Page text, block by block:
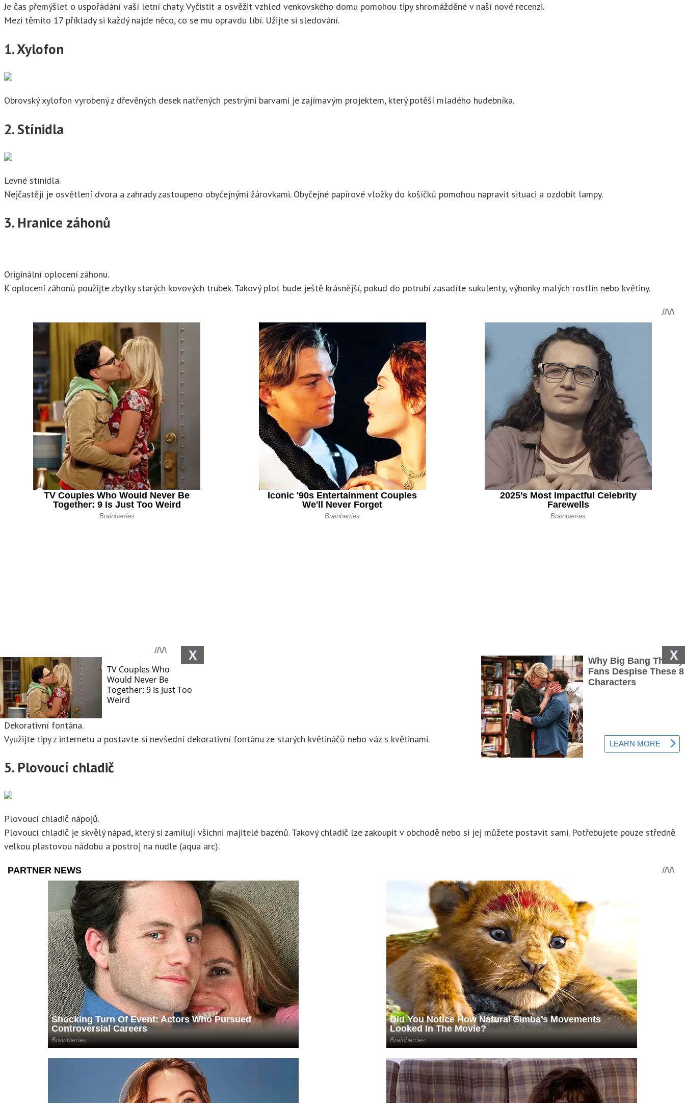
X
X
Je čas přemýšlet o uspořádání vaší letní chaty. Vyčistit a osvěžit vzhled venkovského domu pomohou tipy shromážděné v naší nové recenzi.
Mezi těmito 17 příklady si každý najde něco, co se mu opravdu líbí. Užijte si sledování.
1. Xylofon
Obrovský xylofon vyrobený z dřevěných desek natřených pestrými barvami je zajímavým projektem, který potěší mladého hudebníka.
2. Stínidla
Levné stínidla.
Nejčastěji je osvětlení dvora a zahrady zastoupeno obyčejnými žárovkami. Obyčejné papírové vložky do košíčků pomohou napravit situaci a ozdobit lampy.
3. Hranice záhonů
Originální oplocení záhonu.
K oplocení záhonů použijte zbytky starých kovových trubek. Takový plot bude ještě krásnější, pokud do potrubí zasadíte sukulenty, výhonky malých rostlin nebo květiny.
4. Fontána
Dekorativní fontána.
Využijte tipy z internetu a postavte si nevšední dekorativní fontánu ze starých květináčů nebo váz s květinami.
5. Plovoucí chladič
Plovoucí chladič nápojů.
Plovoucí chladič je skvělý nápad, který si zamilují všichni majitelé bazénů. Takový chladič lze zakoupit v obchodě nebo si jej můžete postavit sami. Potřebujete pouze středně
velkou plastovou nádobu a postroj na nudle (aqua arc).